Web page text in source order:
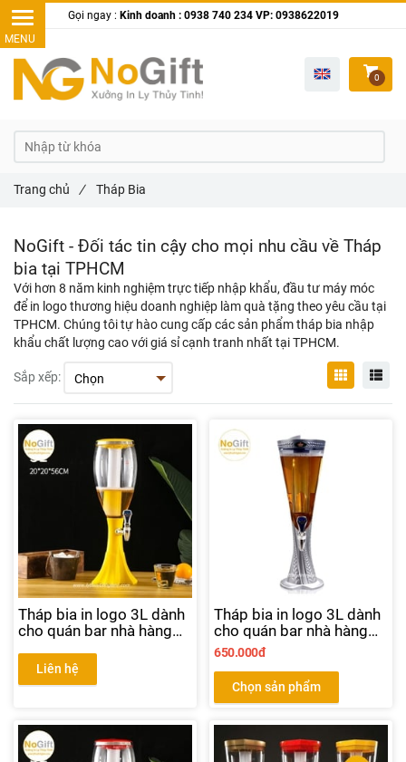
NoGift - Đối tác tin cậy cho mọi nhu cầu về Tháp
bia tại TPHCM
Với hơn 8 năm kinh nghiệm trực tiếp nhập khẩu, đầu tư máy móc
để in logo thương hiệu doanh nghiệp làm quà tặng theo yêu cầu tại
TPHCM. Chúng tôi tự hào cung cấp các sản phẩm tháp bia nhập
khẩu chất lượng cao với giá sỉ cạnh tranh nhất tại TPHCM.
Sắp xếp:
Tháp bia in logo 3L dành
cho quán bar nhà hàng
Liên hệ
Tháp bia in logo 3L dành
cho quán bar nhà hàng
bia màu Silver
650.000đ
Chọn sản phẩm
Trang chủ / Tháp Bia
Gọi ngay : Kinh doanh : 0938 740 234 VP: 0938622019
0